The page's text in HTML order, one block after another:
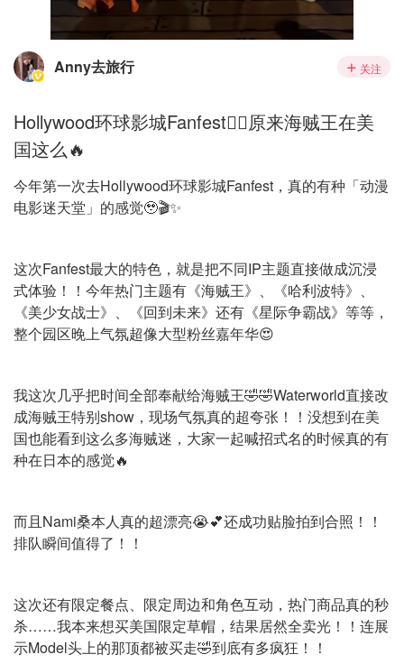
Anny去旅行 关注
Hollywood环球影城Fanfest🏴‍☠️原来海贼王在美
国这么🔥
今年第一次去Hollywood环球影城Fanfest，真的有种「动漫
电影迷天堂」的感觉🥹🎬✨
这次Fanfest最大的特色，就是把不同IP主题直接做成沉浸
式体验！！今年热门主题有《海贼王》、《哈利波特》、
《美少女战士》、《回到未来》还有《星际争霸战》等等，
整个园区晚上气氛超像大型粉丝嘉年华😍
我这次几乎把时间全部奉献给海贼王🤣🤣Waterworld直接改
成海贼王特别show，现场气氛真的超夸张！！没想到在美
国也能看到这么多海贼迷，大家一起喊招式名的时候真的有
种在日本的感觉🔥
而且Nami桑本人真的超漂亮😭💕还成功贴脸拍到合照！！
排队瞬间值得了！！
这次还有限定餐点、限定周边和角色互动，热门商品真的秒
杀……我本来想买美国限定草帽，结果居然全卖光！！连展
示Model头上的那顶都被买走🤣到底有多疯狂！！